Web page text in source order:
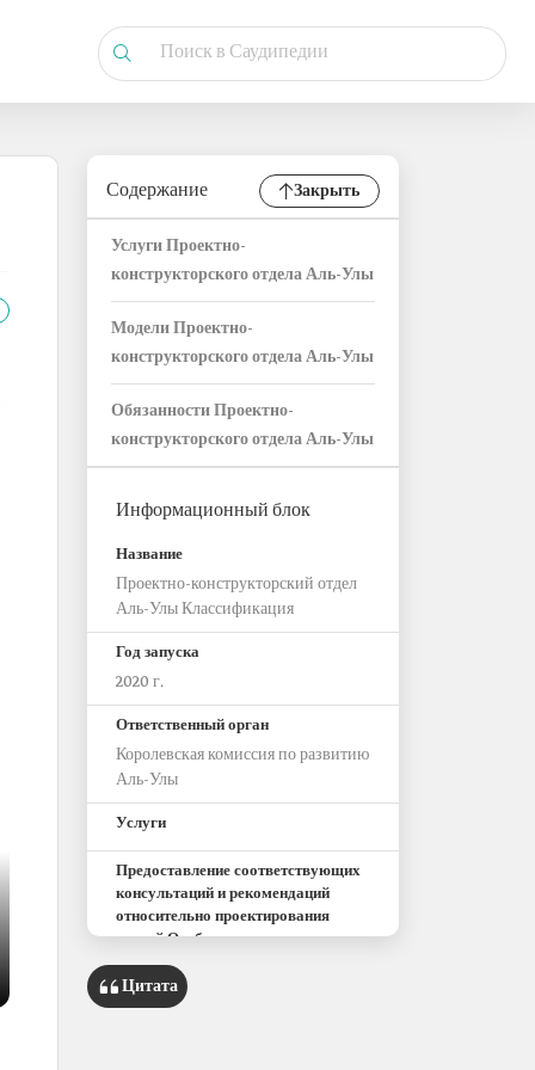
Содержание Закрыть
Услуги Проектно-
конструкторского отдела Аль-Улы
Модели Проектно-
конструкторского отдела Аль-Улы
Обязанности Проектно-
конструкторского отдела Аль-Улы
Информационный блок
Название
Проектно-конструкторский отдел
Аль-Улы Классификация
Год запуска
2020 г.
Ответственный орган
Королевская комиссия по развитию
Аль-Улы
Услуги
Предоставление соответствующих
консультаций и рекомендаций
относительно проектирования
зданий Особенности проектов
Максимально эффективное
Цитата